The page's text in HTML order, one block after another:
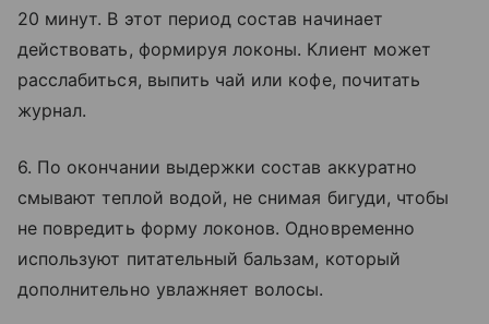
20 минут. В этот период состав начинает
действовать, формируя локоны. Клиент может
расслабиться, выпить чай или кофе, почитать
журнал.
6. По окончании выдержки состав аккуратно
смывают теплой водой, не снимая бигуди, чтобы
не повредить форму локонов. Одновременно
используют питательный бальзам, который
дополнительно увлажняет волосы.